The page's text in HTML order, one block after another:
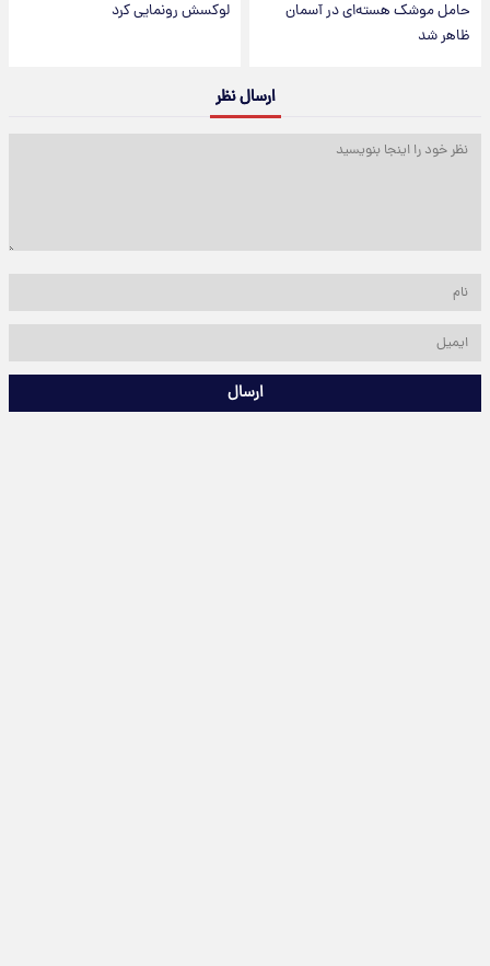
حامل موشک هسته‌ای در آسمان
ظاهر شد
لوکسش رونمایی کرد
ارسال نظر
ارسال